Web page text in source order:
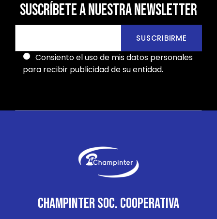
SUSCRÍBETE A NUESTRA NEWSLETTER
SUSCRIBIRME
Consiento el uso de mis datos personales
para recibir publicidad de su entidad.
CHAMPINTER SOC. COOPERATIVA